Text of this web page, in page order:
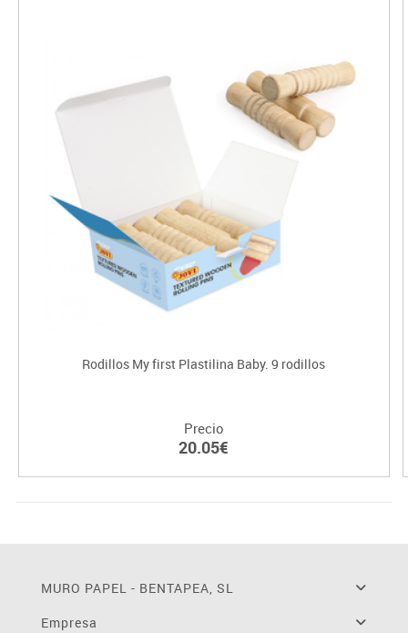
Rodillos My first Plastilina Baby. 9 rodillos
Precio
20.05€
MURO PAPEL - BENTAPEA, SL
Empresa